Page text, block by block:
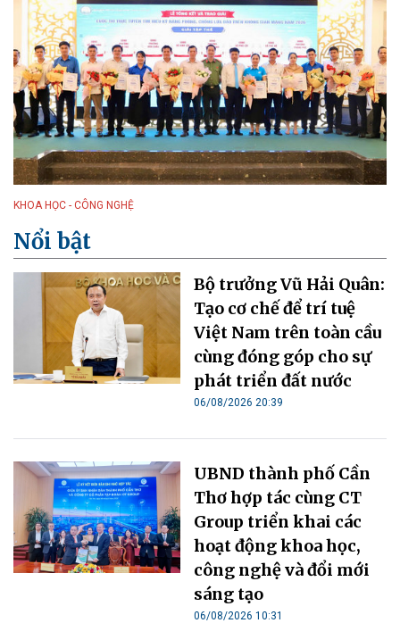
KHOA HỌC - CÔNG NGHỆ
Nổi bật
Bộ trưởng Vũ Hải Quân:
Tạo cơ chế để trí tuệ
Việt Nam trên toàn cầu
cùng đóng góp cho sự
phát triển đất nước
06/08/2026 20:39
UBND thành phố Cần
Thơ hợp tác cùng CT
Group triển khai các
hoạt động khoa học,
công nghệ và đổi mới
sáng tạo
06/08/2026 10:31